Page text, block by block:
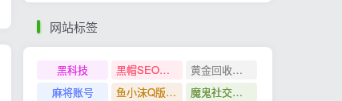
网站标签
黑科技 黑帽SEO案例分析
黄金回收奢侈品
麻将账号
鱼小沫Q版人物团练课
魔鬼社交实战课全套课程